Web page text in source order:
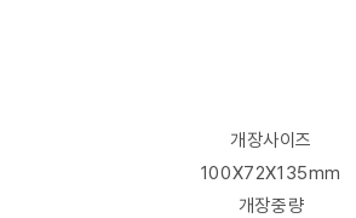
개장사이즈
100X72X135mm
개장중량